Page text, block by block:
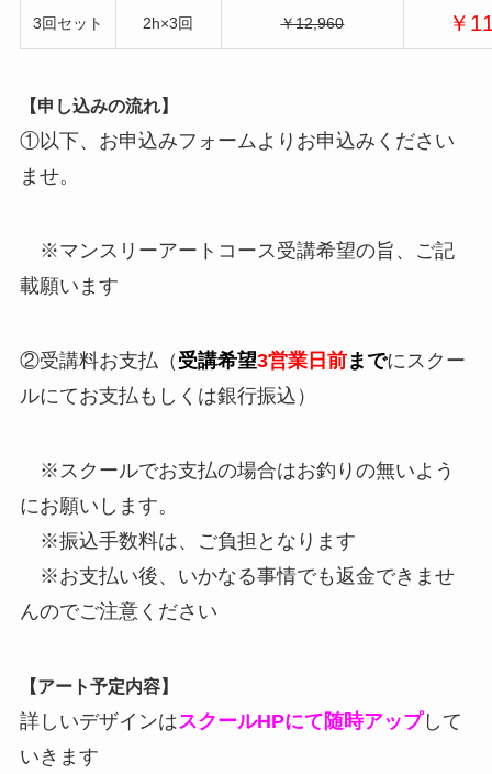
3回セット 2h×3回 ￥12,960 ￥
【申し込みの流れ】
①以下、お申込みフォームよりお申込みください
ませ。
※マンスリーアートコース受講希望の旨、ご記
載願います
②受講料お支払（ 受講希望3営業日前までにスクー
ルにてお支払もしくは銀行振込）
※スクールでお支払の場合はお釣りの無いよう
にお願いします。
※振込手数料は、ご負担となります
※お支払い後、いかなる事情でも返金できませ
んのでご注意ください
【アート予定内容】
詳しいデザインはスクールHPにて随時アップして
いきます